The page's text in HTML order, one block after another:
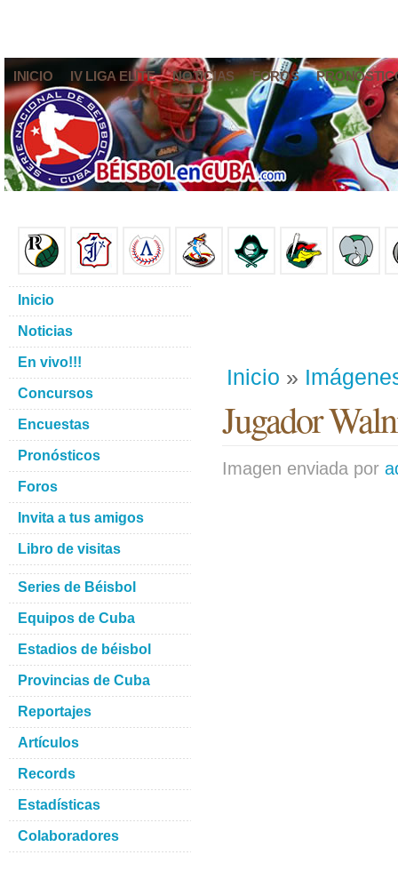
INICIO IV LIGA ELITE NOTICIAS FOROS
Inicio »
Jugador
Imagen enviada por
Inicio
Noticias
En vivo!!!
Concursos
Encuestas
Pronósticos
Foros
Invita a tus amigos
Libro de visitas
Series de Béisbol
Equipos de Cuba
Estadios de béisbol
Provincias de Cuba
Reportajes
Artículos
Records
Estadísticas
Colaboradores